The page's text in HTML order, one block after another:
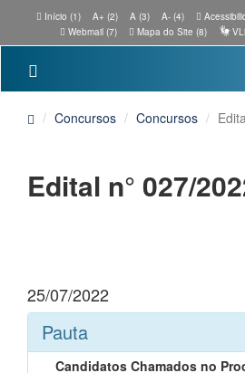
Início (1) A+ (2) A (3) A- (4)
Webmail (7)
Mapa do Site (8)
Concursos Concursos
Edital n° 027/
25/07/2022
Pauta
Candidatos Chamados no